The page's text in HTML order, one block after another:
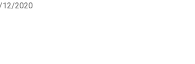
12/2020